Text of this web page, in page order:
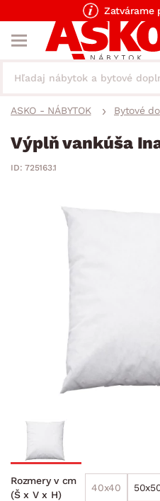
Zatvárame
ASKO - NÁBYTOK Bytové
Výplň vankúša
ID: 725163.1
Rozmery v cm
(Š x V x H)
40x40